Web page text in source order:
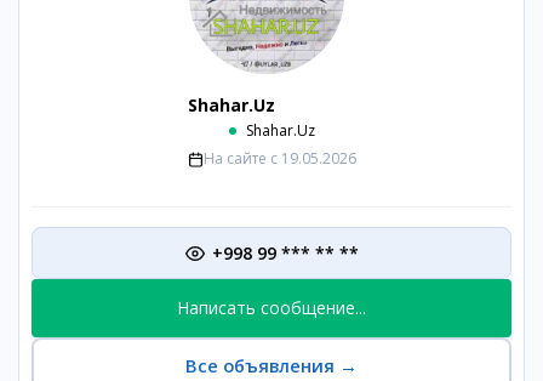
Shahar.Uz
Shahar.Uz
На сайте с 19.05.2026
+998 99 *** ** **
Написать сообщение...
Все объявления →